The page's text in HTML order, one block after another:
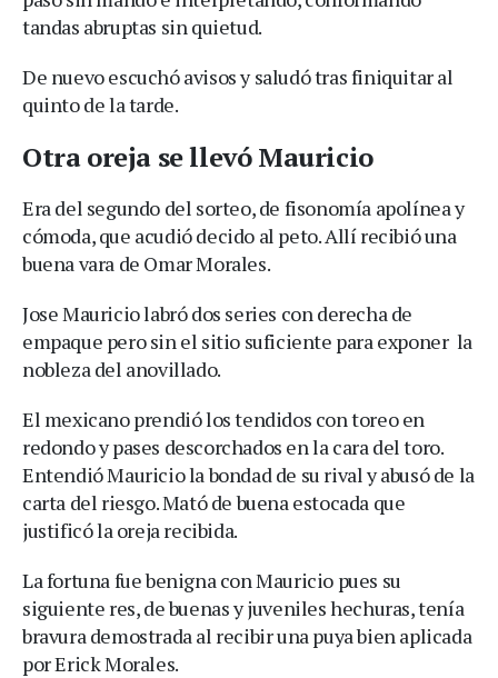
tandas abruptas sin quietud.
De nuevo escuchó avisos y saludó tras finiquitar al
quinto de la tarde.
Otra oreja se llevó Mauricio
Era del segundo del sorteo, de fisonomía apolínea y
cómoda, que acudió decido al peto. Allí recibió una
buena vara de Omar Morales.
Jose Mauricio labró dos series con derecha de
empaque pero sin el sitio suficiente para exponer la
nobleza del anovillado.
El mexicano prendió los tendidos con toreo en
redondo y pases descorchados en la cara del toro.
Entendió Mauricio la bondad de su rival y abusó de la
carta del riesgo. Mató de buena estocada que
justificó la oreja recibida.
La fortuna fue benigna con Mauricio pues su
siguiente res, de buenas y juveniles hechuras, tenía
bravura demostrada al recibir una puya bien aplicada
por Erick Morales.